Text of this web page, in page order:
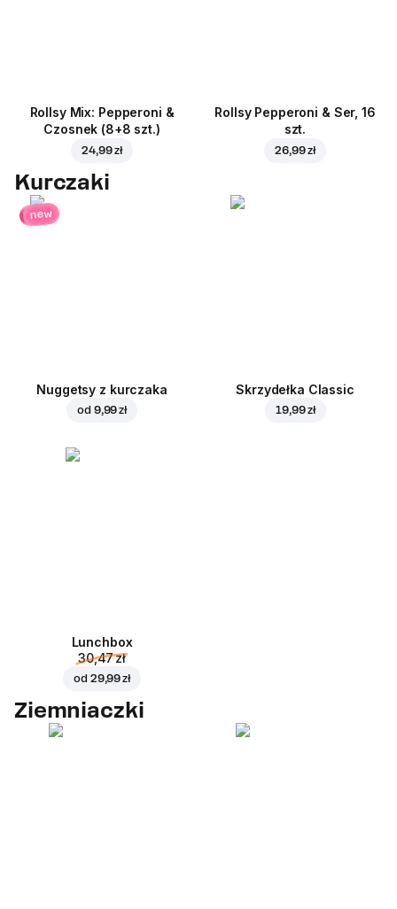
Rollsy Mix: Pepperoni &
Czosnek (8+8 szt.)
24,99 zł
Rollsy Pepperoni & Ser, 16
szt.
26,99 zł
Kurczaki
new
Nuggetsy z kurczaka
od 9,99 zł
Skrzydełka Classic
19,99 zł
Lunchbox
30,47 zł
od 29,99 zł
Ziemniaczki